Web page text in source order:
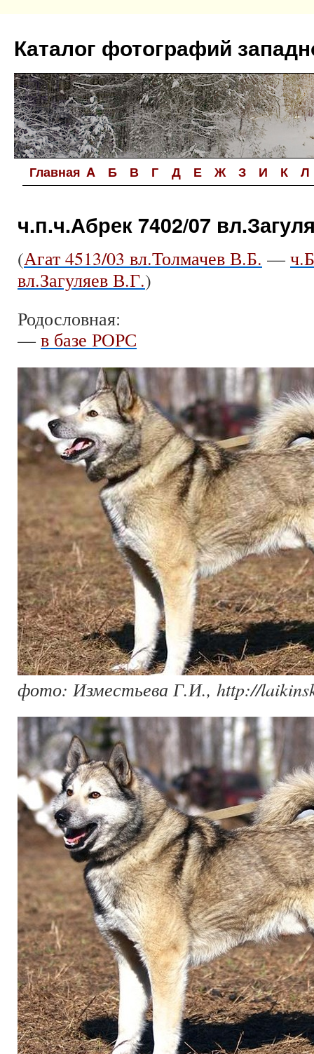
содержимому
Каталог фотографий
Главная A Б В Г Д Е Ж З И К Л
ч.п.ч.Абрек 7402/07
(Агат 4513/03 вл.Толмачев В.Б. —
вл.Загуляев В.Г.)
Родословная:
— в базе РОРС
фото: Изместьева Г.И., http://